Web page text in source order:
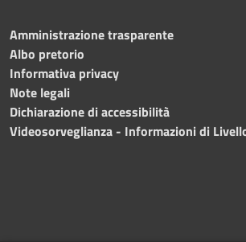
Amministrazione trasparente
Albo pretorio
Informativa privacy
Note legali
Dichiarazione di accessibilità
Videosorveglianza - Informazioni di